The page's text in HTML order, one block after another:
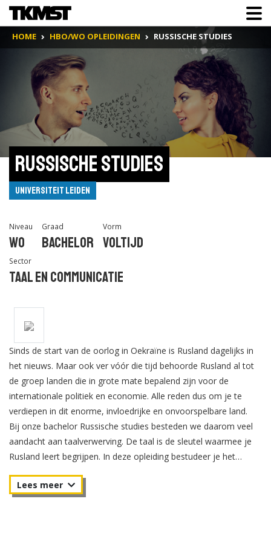
HOME HBO/WO OPLEIDINGEN RUSSISCHE STUDIES
Russische Studies
Universiteit Leiden
Niveau
Wo
Graad
Bachelor
Vorm
Voltijd
Sector
Taal en Communicatie
Sinds de start van de oorlog in Oekraïne is Rusland dagelijks in
het nieuws. Maar ook ver vóór die tijd behoorde Rusland al tot
de groep landen die in grote mate bepalend zijn voor de
internationale politiek en economie. Alle reden dus om je te
verdiepen in dit enorme, invloedrijke en onvoorspelbare land.
Bij onze bachelor Russische studies besteden we daarom veel
aandacht aan taalverwerving. De taal is de sleutel waarmee je
Rusland leert begrijpen. In deze opleiding bestudeer je het
richt je je op de geschiedenis, religie en de Russische cultuur. Als